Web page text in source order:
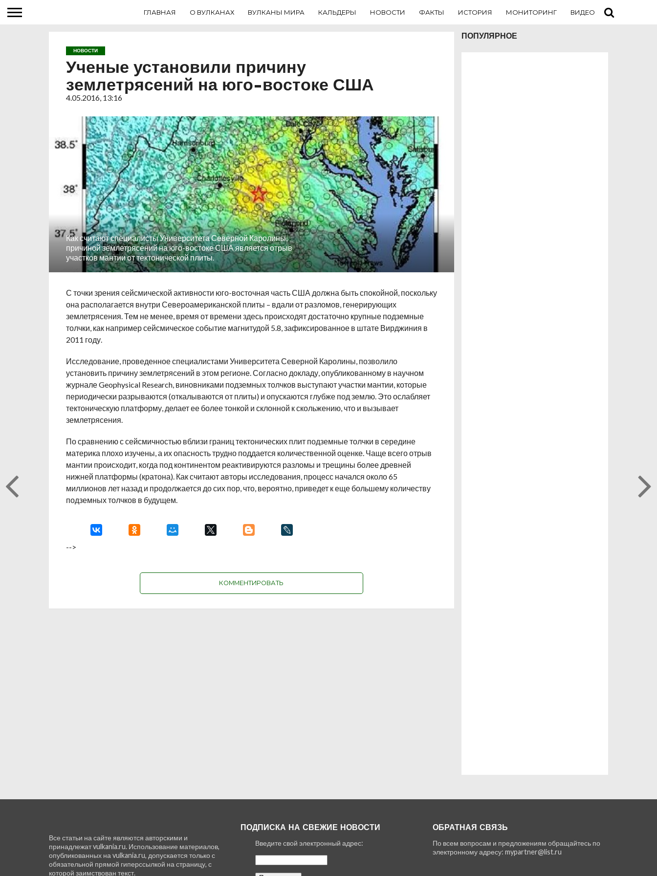
ГЛАВНАЯ О ВУЛКАНАХ ВУЛКАНЫ МИРА КАЛЬДЕРЫ НОВОСТИ ФАКТЫ ИСТОРИЯ МОНИТОРИНГ ВИДЕО ТУРИСТАМ
НОВОСТИ
Ученые установили причину
землетрясений на юго-востоке США
4.05.2016, 13:16
Как считают специалисты Университета Северной Каролины,
причиной землетрясений на юго-востоке США является отрыв
участков мантии от тектонической плиты.
С точки зрения сейсмической активности юго-восточная часть США должна быть спокойной, поскольку
она располагается внутри Североамериканской плиты – вдали от разломов, генерирующих
землетрясения.Тем не менее, время от времени здесь происходят достаточно крупные подземные
толчки, как например сейсмическое событие магнитудой 5.8, зафиксированное в штате Вирджиния в
2011 году.
Исследование, проведенное специалистами Университета Северной Каролины, позволило
установить причину землетрясений в этом регионе. Согласно докладу, опубликованному в научном
журнале Geophysical Research, виновниками подземных толчков выступают участки мантии, которые
периодически разрываются (откалываются от плиты) и опускаются глубже под землю. Это ослабляет
тектоническую платформу, делает ее более тонкой и склонной к скольжению, что и вызывает
землетрясения.
По сравнению с сейсмичностью вблизи границ тектонических плит подземные толчки в середине
материка плохо изучены, а их опасность трудно поддается количественной оценке. Чаще всего отрыв
мантии происходит, когда под континентом реактивируются разломы и трещины более древней
нижней платформы (кратона). Как считают авторы исследования, процесс начался около 65
миллионов лет назад и продолжается до сих пор, что, вероятно, приведет к еще большему количеству
подземных толчков в будущем.
-->
КОММЕНТИРОВАТЬ
ПОПУЛЯРНОЕ
Все статьи на сайте являются авторскими и
принадлежат vulkania.ru. Использование материалов,
опубликованных на vulkania.ru, допускается только с
обязательной прямой гиперссылкой на страницу, с
которой заимствован текст.
ПОДПИСКА НА СВЕЖИЕ НОВОСТИ
Введите свой электронный адрес:
ОБРАТНАЯ СВЯЗЬ
По всем вопросам и предложениям обращайтесь по
электронному адресу: mypartner@list.ru